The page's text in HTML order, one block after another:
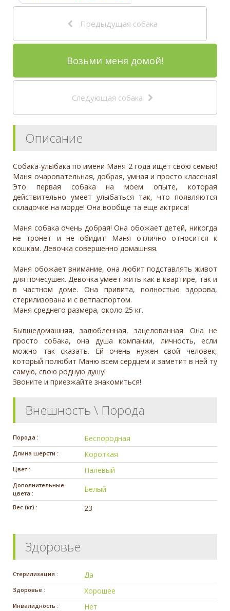
Предыдущая собака
Возьми меня домой!
Следующая собака
Описание
Собака-улыбака по имени Маня 2 года ищет свою семью!
Маня очаровательная, добрая, умная и просто классная!
Это первая собака на моем опыте, которая
действительно умеет улыбаться так, что появляются
складочке на морде! Она вообще та еще актриса!
Маня собака очень добрая! Она обожает детей, никогда
не тронет и не обидит! Маня отлично относится к
кошкам. Девочка совершенно домашняя.
Маня обожает внимание, она любит подставлять живот
для почесушек. Девочка умеет жить как в квартире, так и
в частном доме. Она привита, полностью здорова,
стерилизована и с ветпаспортом.
Маня среднего размера, около 25 кг.
Бывшедомашняя, залюбленная, зацелованная. Она не
просто собака, она душа компании, личность, если
можно так сказать. Ей очень нужен свой человек,
который полюбит Маню всем сердцем и заметит в ней ту
самую, свою родную душу!
Звоните и приезжайте знакомиться!
Внешность \ Порода
Порода : Беспородная
Длина шерсти : Короткая
Цвет : Палевый
Дополнительные
цвета :
Белый
Вес (кг) : 23
Здоровье
Стерилизация : Да
Здоровье : Хорошее
Инвалидность : Нет